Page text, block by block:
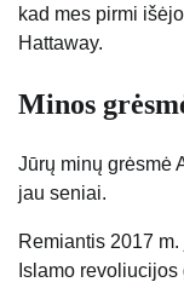
kad mes pirmi
Hattaway.
Minos
Jūrų minų grėsmė
jau seniai.
Remiantis 2017
Islamo